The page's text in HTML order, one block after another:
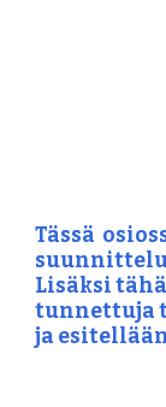
Tässä
Lisäksi
tunnettuja
ja